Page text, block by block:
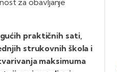
za obavljanje
praktičnih sati,
strukovnih škola i
maksimuma